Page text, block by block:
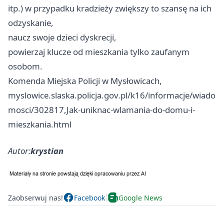
itp.) w przypadku kradzieży zwiększy to szansę na ich
odzyskanie,
naucz swoje dzieci dyskrecji,
powierzaj klucze od mieszkania tylko zaufanym
osobom.
Komenda Miejska Policji w Mysłowicach,
myslowice.slaska.policja.gov.pl/k16/informacje/wiado
mosci/302817,Jak-uniknac-wlamania-do-domu-i-
mieszkania.html
Autor:krystian
Zaobserwuj nas! Facebook Google News